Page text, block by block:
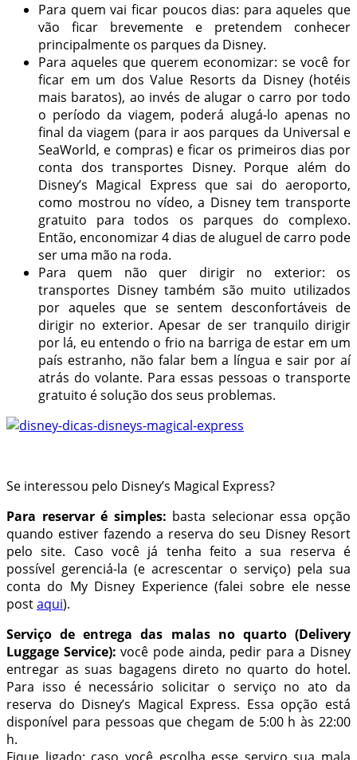
Para quem vai ficar poucos dias: para aqueles que
vão ficar brevemente e pretendem conhecer
principalmente os parques da Disney.
Para aqueles que querem economizar: se você for
ficar em um dos Value Resorts da Disney (hotéis
mais baratos), ao invés de alugar o carro por todo
o período da viagem, poderá alugá-lo apenas no
final da viagem (para ir aos parques da Universal e
SeaWorld, e compras) e ficar os primeiros dias por
conta dos transportes Disney. Porque além do
Disney’s Magical Express que sai do aeroporto,
como mostrou no vídeo, a Disney tem transporte
gratuito para todos os parques do complexo.
Então, enconomizar 4 dias de aluguel de carro pode
ser uma mão na roda.
Para quem não quer dirigir no exterior: os
transportes Disney também são muito utilizados
por aqueles que se sentem desconfortáveis de
dirigir no exterior. Apesar de ser tranquilo dirigir
por lá, eu entendo o frio na barriga de estar em um
país estranho, não falar bem a língua e sair por aí
atrás do volante. Para essas pessoas o transporte
gratuito é solução dos seus problemas.
Se interessou pelo Disney’s Magical Express?
Para reservar é simples: basta selecionar essa opção
quando estiver fazendo a reserva do seu Disney Resort
pelo site. Caso você já tenha feito a sua reserva é
possível gerenciá-la (e acrescentar o serviço) pela sua
conta do My Disney Experience (falei sobre ele nesse
postaqui).
Serviço de entrega das malas no quarto (Delivery
Luggage Service): você pode ainda, pedir para a Disney
entregar as suas bagagens direto no quarto do hotel.
Para isso é necessário solicitar o serviço no ato da
reserva do Disney’s Magical Express. Essa opção está
disponível para pessoas que chegam de 5:00 h às 22:00
h.